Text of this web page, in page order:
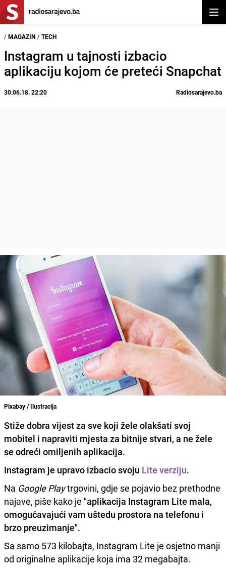
/ MAGAZIN / TECH
Instagram u tajnosti izbacio
aplikaciju kojom će preteći Snapchat
30.06.18. 22:20 Radiosarajevo.ba
Pixabay / Ilustracija
Stiže dobra vijest za sve koji žele olakšati svoj
mobitel i napraviti mjesta za bitnije stvari, a ne žele
se odreći omiljenih aplikacija.
Instagram je upravo izbacio svoju Lite verziju.
Na Google Playtrgovini, gdje se pojavio bez prethodne
najave, piše kako je "aplikacija Instagram Lite mala,
omogućavajući vam uštedu prostora na telefonu i
brzo preuzimanje".
Sa samo 573 kilobajta, Instagram Lite je osjetno manji
od originalne aplikacije koja ima 32 megabajta.